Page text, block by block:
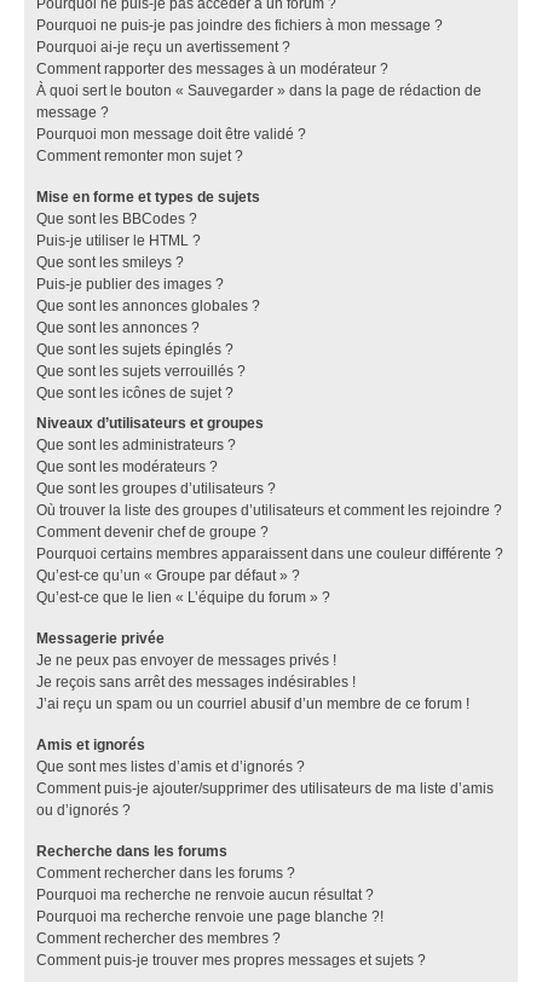
Pourquoi ne puis-je pas accéder à un forum ?
Pourquoi ne puis-je pas joindre des fichiers à mon message ?
Pourquoi ai-je reçu un avertissement ?
Comment rapporter des messages à un modérateur ?
À quoi sert le bouton « Sauvegarder » dans la page de rédaction de
message ?
Pourquoi mon message doit être validé ?
Comment remonter mon sujet ?
Mise en forme et types de sujets
Que sont les BBCodes ?
Puis-je utiliser le HTML ?
Que sont les smileys ?
Puis-je publier des images ?
Que sont les annonces globales ?
Que sont les annonces ?
Que sont les sujets épinglés ?
Que sont les sujets verrouillés ?
Que sont les icônes de sujet ?
Niveaux d’utilisateurs et groupes
Que sont les administrateurs ?
Que sont les modérateurs ?
Que sont les groupes d’utilisateurs ?
Où trouver la liste des groupes d’utilisateurs et comment les rejoindre ?
Comment devenir chef de groupe ?
Pourquoi certains membres apparaissent dans une couleur différente ?
Qu’est-ce qu’un « Groupe par défaut » ?
Qu’est-ce que le lien « L’équipe du forum » ?
Messagerie privée
Je ne peux pas envoyer de messages privés !
Je reçois sans arrêt des messages indésirables !
J’ai reçu un spam ou un courriel abusif d’un membre de ce forum !
Amis et ignorés
Que sont mes listes d’amis et d’ignorés ?
Comment puis-je ajouter/supprimer des utilisateurs de ma liste d’amis
ou d’ignorés ?
Recherche dans les forums
Comment rechercher dans les forums ?
Pourquoi ma recherche ne renvoie aucun résultat ?
Pourquoi ma recherche renvoie une page blanche ?!
Comment rechercher des membres ?
Comment puis-je trouver mes propres messages et sujets ?